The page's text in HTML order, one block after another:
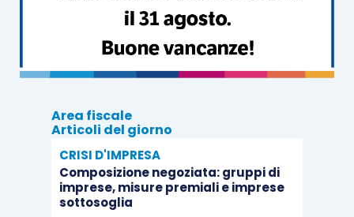
consegna del modello 730 originario
Area fiscale
Articoli del giorno
CRISI D'IMPRESA
Composizione negoziata: gruppi di
imprese, misure premiali e imprese
sottosoglia